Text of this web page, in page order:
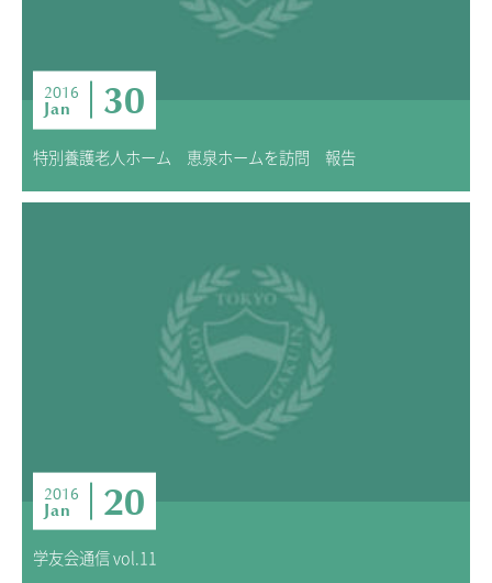
2016
Jan 30
特別養護老人ホーム 恵泉ホームを訪問 報告
2016
Jan 20
学友会通信 vol.11